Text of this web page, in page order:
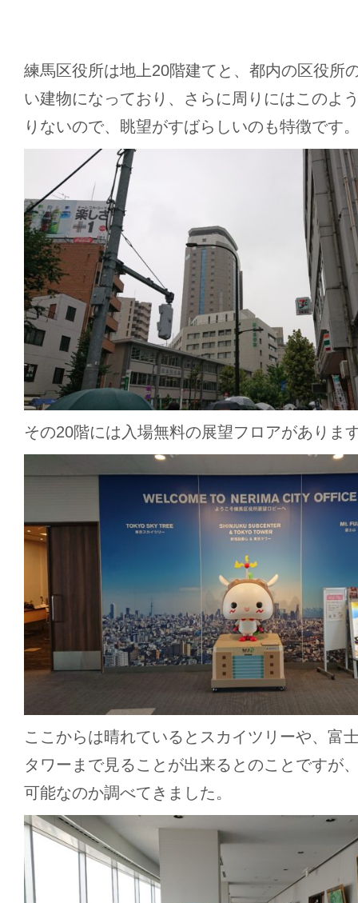
練馬区役所は地上20階建てと、都内の区役所
い建物になっており、さらに周りにはこのよ
りないので、眺望がすばらしいのも特徴です
その20階には入場無料の展望フロアがありま
ここからは晴れているとスカイツリーや、富
タワーまで見ることが出来るとのことですが
可能なのか調べてきました。